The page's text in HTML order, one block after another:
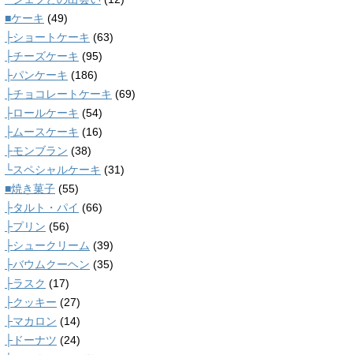
■ケーキ (49)
├ショートケーキ (63)
├チーズケーキ (95)
├パンケーキ (186)
├チョコレートケーキ (69)
├ロールケーキ (54)
├ムースケーキ (16)
├モンブラン (38)
└スペシャルケーキ (31)
■焼き菓子 (55)
├タルト・パイ (66)
├プリン (56)
├シュークリーム (39)
├バウムクーヘン (35)
├ラスク (17)
├クッキー (27)
├マカロン (14)
├ドーナツ (24)